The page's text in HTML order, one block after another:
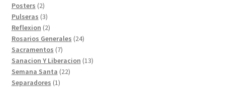
productos
Posters 22
productos
Pulseras 33
productos
Reflexion 22
productos
Rosarios Generales 2424
Sacramentos 77
productos
Sanacion Y Liberacion 1313
Semana Santa 2222
Separadores 11